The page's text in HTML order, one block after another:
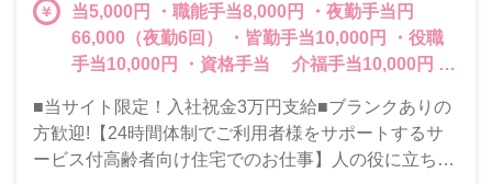
当5,000円 ・職能手当8,000円 ・夜勤手当円
66,000（夜勤6回） ・皆勤手当10,000円 ・役職
手当10,000円 ・資格手当 介福手当10,000円
能手当15,000円超 ・夜勤職能1,000円超 ・役職手
当10,000円以上 ・子供扶養手当10,000円/1子 夏
冬4～6か月 ※昨季実績：夏冬4か月、春秋2か月
■当サイト限定！入社祝金3万円支給■ブランクありの
方歓迎!【24時間体制でご利用者様をサポートするサ
ービス付高齢者向け住宅でのお仕事】人の役に立ちた